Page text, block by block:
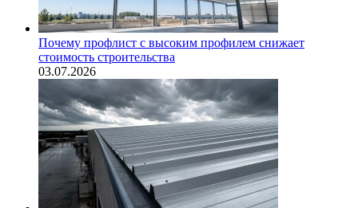
Почему профлист с высоким профилем снижает
стоимость строительства
03.07.2026